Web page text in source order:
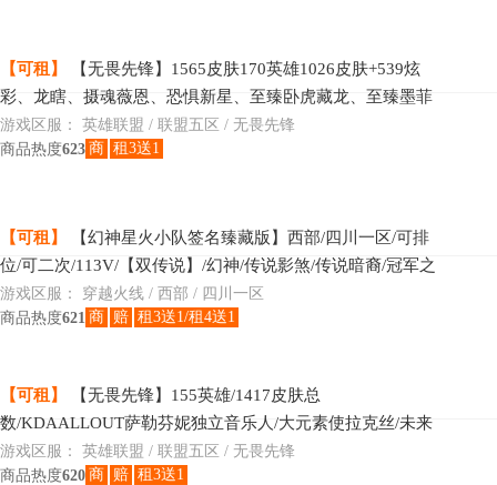
【可租】
【无畏先锋】1565皮肤170英雄1026皮肤+539炫
彩、龙瞎、摄魂薇恩、恐惧新星、至臻卧虎藏龙、至臻墨菲
特、至臻凯特琳、至臻迦娜、至臻提莫、至臻EZ、至臻厄
游戏区服： 英雄联盟 / 联盟五区 / 无畏先锋
商品热度623 商 租3送1
【可租】
【幻神星火小队签名臻藏版】西部/四川一区/可排
位/可二次/113V/【双传说】/幻神/传说影煞/传说暗裔/冠军之
刃*2/王者星神/王者星霆/炽芒蝶刃*2/白虎/
游戏区服： 穿越火线 / 西部 / 四川一区
商品热度621 商 赔 租3送1/租4送1
【可租】
【无畏先锋】155英雄/1417皮肤总
数/KDAALLOUT萨勒芬妮独立音乐人/大元素使拉克丝/未来
战士伊泽瑞尔/灵魂守卫乌迪尔/DJ娑娜/灰烬骑士派克/灰烬杀
游戏区服： 英雄联盟 / 联盟五区 / 无畏先锋
商品热度620 商 赔 租3送1